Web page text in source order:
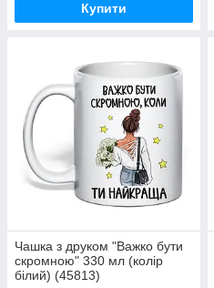
Купити
Чашка з друком "Важко бути
скромною" 330 мл (колір
білий) (45813)